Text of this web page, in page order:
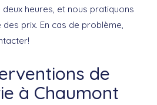
deux heures, et nous pratiquons
prix. En cas de problème,
de
à Chaumont